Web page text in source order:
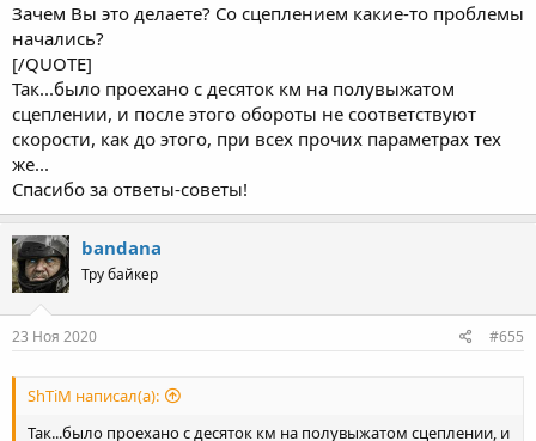
Зачем Вы это делаете? Со сцеплением какие-то проблемы
начались?
[/QUOTE]
Так...было проехано с десяток км на полувыжатом
сцеплении, и после этого обороты не соответствуют
скорости, как до этого, при всех прочих параметрах тех
же...
Спасибо за ответы-советы!
bandana
Тру байкер
23 Ноя 2020 #655
ShTiM написал(а):
Так...было проехано с десяток км на полувыжатом сцеплении, и